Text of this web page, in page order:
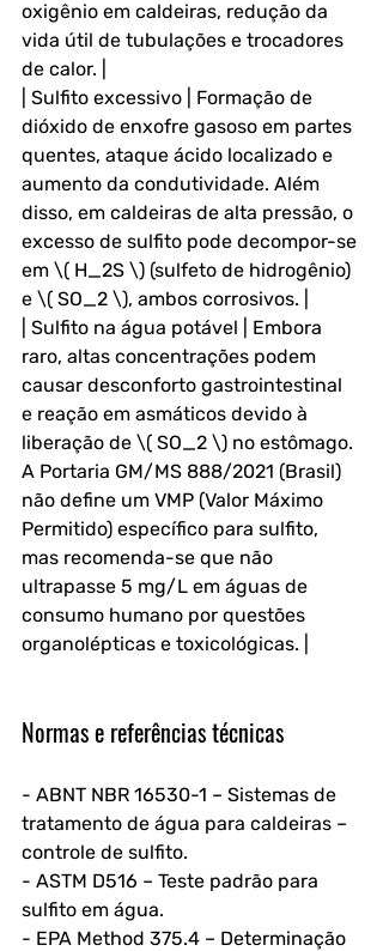
oxigênio em caldeiras, redução da
vida útil de tubulações e trocadores
de calor. |
| Sulfito excessivo | Formação de
dióxido de enxofre gasoso em partes
quentes, ataque ácido localizado e
aumento da condutividade. Além
disso, em caldeiras de alta pressão, o
excesso de sulfito pode decompor-se
em \( H_2S \) (sulfeto de hidrogênio)
e \( SO_2 \), ambos corrosivos. |
| Sulfito na água potável | Embora
raro, altas concentrações podem
causar desconforto gastrointestinal
e reação em asmáticos devido à
liberação de \( SO_2 \) no estômago.
A Portaria GM/MS 888/2021 (Brasil)
não define um VMP (Valor Máximo
Permitido) específico para sulfito,
mas recomenda-se que não
ultrapasse 5 mg/L em águas de
consumo humano por questões
organolépticas e toxicológicas. |
Normas e referências técnicas
- ABNT NBR 16530-1 – Sistemas de
tratamento de água para caldeiras –
controle de sulfito.
- ASTM D516 – Teste padrão para
sulfito em água.
- EPA Method 375.4 – Determinação